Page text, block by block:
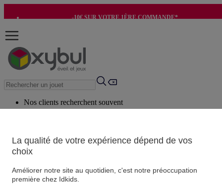
-10€ SUR VOTRE 1ÈRE COMMANDE*
Nos clients recherchent souvent
Conseils suggérés
Produits suggérés
La qualité de votre expérience dépend de vos
choix
Améliorer notre site au quotidien, c'est notre préoccupation
première chez Idkids.